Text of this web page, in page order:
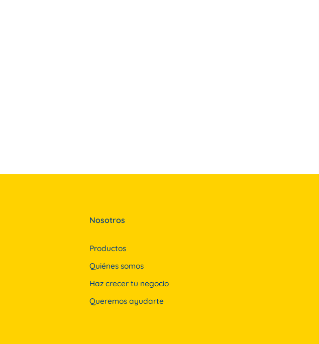
Nosotros
Productos
Quiénes somos
Haz crecer tu negocio
Queremos ayudarte